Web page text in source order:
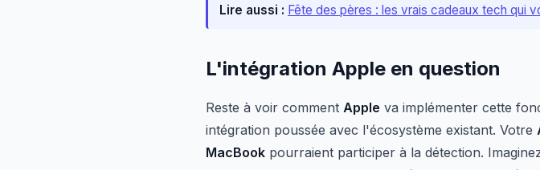
Lire aussi : Fête des pères : les vrais cadeaux tech qui
L'intégration Apple en question
Reste à voir comment Apple va implémenter cette
intégration poussée avec l'écosystème existant. Votre
MacBook pourraient participer à la détection.